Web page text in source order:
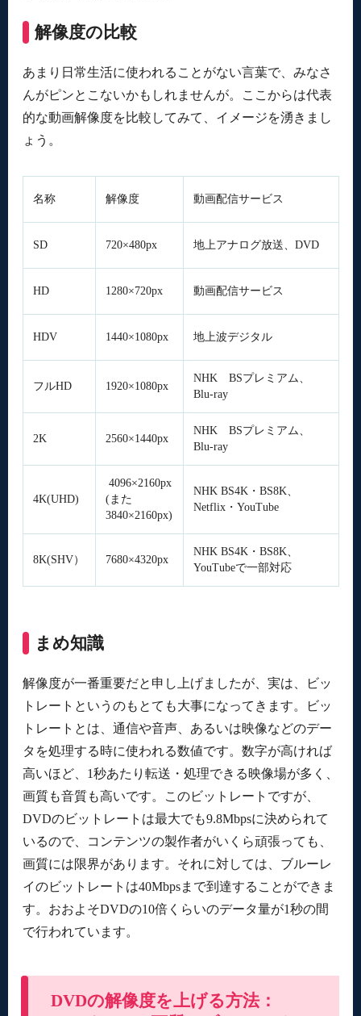
解像度の比較
あまり日常生活に使われることがない言葉で、みなさ
んがピンとこないかもしれませんが。ここからは代表
的な動画解像度を比較してみて、イメージを湧きまし
ょう。
名称 解像度 動画配信サービス
SD 720×480px 地上アナログ放送、DVD
HD 1280×720px 動画配信サービス
HDV 1440×1080px 地上波デジタル
フルHD 1920×1080px
NHK BSプレミアム、
Blu-ray
2K 2560×1440px
NHK BSプレミアム、
Blu-ray
4K(UHD)
4096×2160px
(また
3840×2160px)
NHK BS4K・BS8K、
Netflix・YouTube
8K(SHV） 7680×4320px
NHK BS4K・BS8K、
YouTubeで一部対応
まめ知識
解像度が一番重要だと申し上げましたが、実は、ビッ
トレートというのもとても大事になってきます。ビッ
トレートとは、通信や音声、あるいは映像などのデー
タを処理する時に使われる数値です。数字が高ければ
高いほど、1秒あたり転送・処理できる映像場が多く、
画質も音質も高いです。このビットレートですが、
DVDのビットレートは最大でも9.8Mbpsに決められて
いるので、コンテンツの製作者がいくら頑張っても、
画質には限界があります。それに対しては、ブルーレ
イのビットレートは40Mbpsまで到達することができま
す。おおよそDVDの10倍くらいのデータ量が1秒の間
で行われています。
DVDの解像度を上げる方法：